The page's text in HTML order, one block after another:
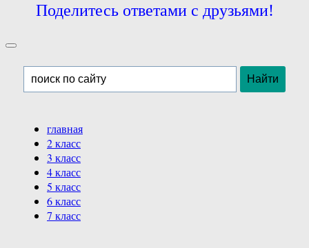
Поделитесь ответами с друзьями!
главная
2 класс
3 класс
4 класс
5 класс
6 класс
7 класс